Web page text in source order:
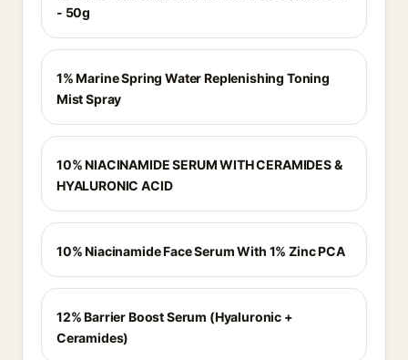
- 50g
1% Marine Spring Water Replenishing Toning
Mist Spray
10% NIACINAMIDE SERUM WITH CERAMIDES &
HYALURONIC ACID
10% Niacinamide Face Serum With 1% Zinc PCA
12% Barrier Boost Serum (Hyaluronic +
Ceramides)